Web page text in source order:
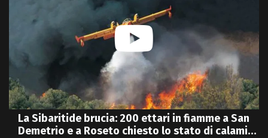
La Sibaritide brucia: 200 ettari in fiamme a San
Demetrio e a Roseto chiesto lo stato di calamità